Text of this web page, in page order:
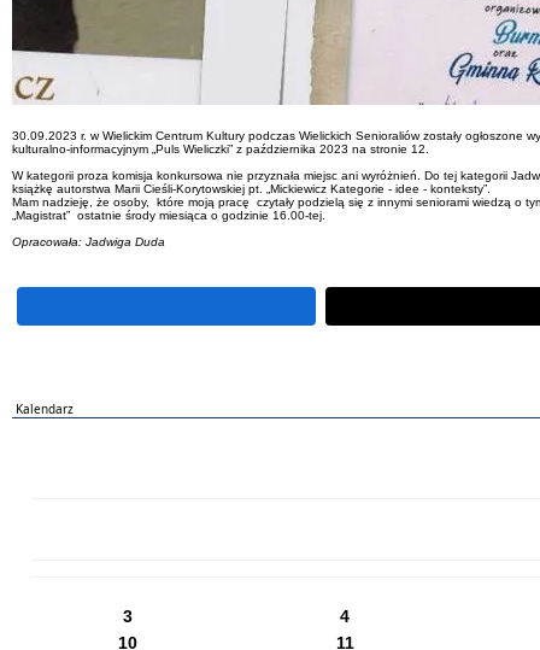
30.09.2023 r. w Wielickim Centrum Kultury podczas Wielickich Senioraliów zostały ogłoszone
kulturalno-informacyjnym „Puls Wieliczki” z października 2023 na stronie 12.
W kategorii proza komisja konkursowa nie przyznała miejsc ani wyróżnień. Do tej kategorii
książkę autorstwa Marii Cieśli-Korytowskiej pt. „Mickiewicz Kategorie - idee - konteksty”.
Mam nadzieję, że osoby, które moją pracę czytały podzielą się z innymi seniorami wiedzą o
„Magistrat” ostatnie środy miesiąca o godzinie 16.00-tej.
Opracowała: Jadwiga Duda
Kalendarz
3
4
10
11